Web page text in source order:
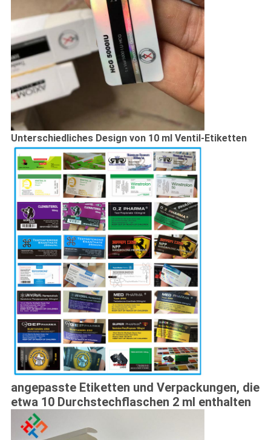
Unterschiedliches Design von 10 ml Ventil-Etiketten
angepasste Etiketten und Verpackungen, die
etwa 10 Durchstechflaschen 2 ml enthalten